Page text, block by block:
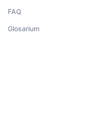
FAQ
Glosarium